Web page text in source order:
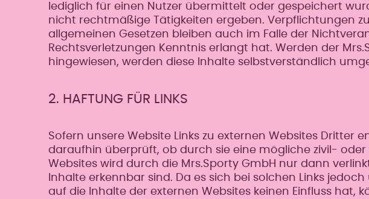
lediglich für einen Nutzer übermittelt oder gespeichert
nicht rechtmäßige Tätigkeiten ergeben. Verpflichtungen
allgemeinen Gesetzen bleiben auch im Falle der
Rechtsverletzungen Kenntnis erlangt hat. Werden der
hingewiesen, werden diese Inhalte selbstverständlich
2. HAFTUNG FÜR LINKS
Sofern unsere Website Links zu externen Websites
daraufhin überprüft, ob durch sie eine mögliche zivil-
Websites wird durch die Mrs.Sporty GmbH nur dann
Inhalte erkennbar sind. Da es sich bei solchen Links
auf die Inhalte der externen Websites keinen Einfluss hat,